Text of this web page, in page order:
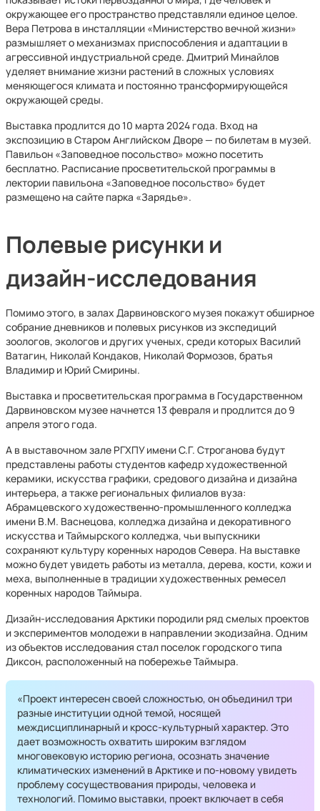
окружающее его пространство представляли единое целое.
Вера Петрова в инсталляции «Министерство вечной жизни»
размышляет о механизмах приспособления и адаптации в
агрессивной индустриальной среде. Дмитрий Минайлов
уделяет внимание жизни растений в сложных условиях
меняющегося климата и постоянно трансформирующейся
окружающей среды.
Выставка продлится до 10 марта 2024 года. Вход на
экспозицию в Старом Английском Дворе — по билетам в музей.
Павильон «Заповедное посольство» можно посетить
бесплатно. Расписание просветительской программы в
лектории павильона «Заповедное посольство» будет
размещено на сайте парка «Зарядье».
Полевые рисунки и
дизайн-исследования
Помимо этого, в залах Дарвиновского музея покажут обширное
собрание дневников и полевых рисунков из экспедиций
зоологов, экологов и других ученых, среди которых Василий
Ватагин, Николай Кондаков, Николай Формозов, братья
Владимир и Юрий Смирины.
Выставка и просветительская программа в Государственном
Дарвиновском музее начнется 13 февраля и продлится до 9
апреля этого года.
А в выставочном зале РГХПУ имени С.Г. Строганова будут
представлены работы студентов кафедр художественной
керамики, искусства графики, средового дизайна и дизайна
интерьера, а также региональных филиалов вуза:
Абрамцевского художественно-промышленного колледжа
имени В.М. Васнецова, колледжа дизайна и декоративного
искусства и Таймырского колледжа, чьи выпускники
сохраняют культуру коренных народов Севера. На выставке
можно будет увидеть работы из металла, дерева, кости, кожи и
меха, выполненные в традиции художественных ремесел
коренных народов Таймыра.
Дизайн-исследования Арктики породили ряд смелых проектов
и экспериментов молодежи в направлении экодизайна. Одним
из объектов исследования стал поселок городского типа
Диксон, расположенный на побережье Таймыра.
«Проект интересен своей сложностью, он объединил три
разные институции одной темой, носящей
междисциплинарный и кросс-культурный характер. Это
дает возможность охватить широким взглядом
многовековую историю региона, осознать значение
климатических изменений в Арктике и по-новому увидеть
проблему сосуществования природы, человека и
технологий. Помимо выставки, проект включает в себя